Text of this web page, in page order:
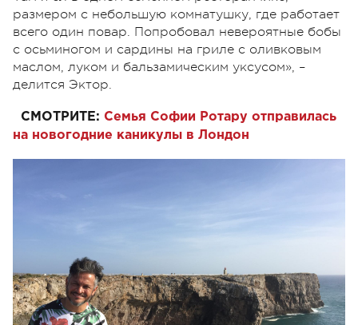
размером с небольшую комнатушку, где работает
всего один повар. Попробовал невероятные бобы
с осьминогом и сардины на гриле с оливковым
маслом, луком и бальзамическим уксусом», –
делится Эктор.
СМОТРИТЕ: Семья Софии Ротару отправилась
на новогодние каникулы в Лондон